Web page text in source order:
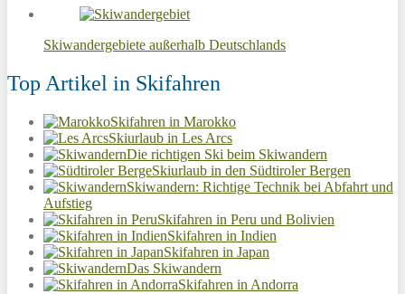
Skiwandergebiete außerhalb Deutschlands
Top Artikel in Skifahren
Skifahren in Marokko
Skiurlaub in Les Arcs
Die richtigen Ski beim Skiwandern
Skiurlaub in den Südtiroler Bergen
Skiwandern: Richtige Technik bei Abfahrt und
Aufstieg
Skifahren in Peru und Bolivien
Skifahren in Indien
Skifahren in Japan
Das Skiwandern
Skifahren in Andorra